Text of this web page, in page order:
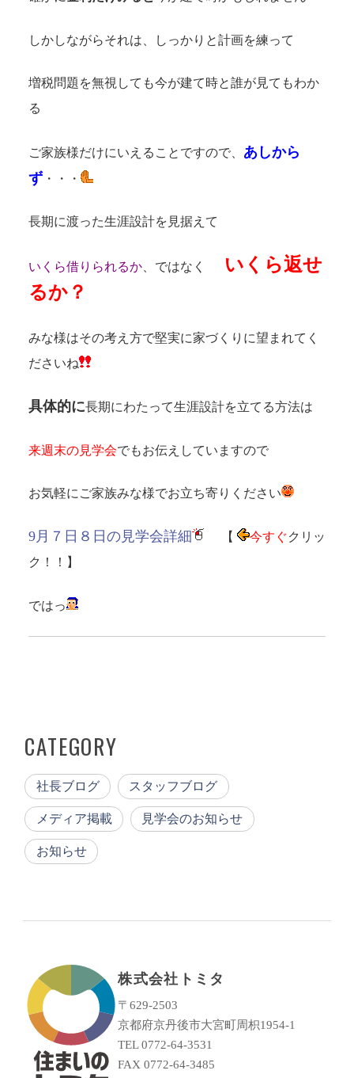
しかしながらそれは、しっかりと計画を練って
増税問題を無視しても今が建て時と誰が見てもわか
る
ご家族様だけにいえることですので、 あしから
ず・・・
長期に渡った生涯設計を見据えて
いくら借りられるか、ではなく
いくら返せ
るか？
みな様はその考え方で堅実に家づくりに望まれてく
ださいね
具体的に長期にわたって生涯設計を立てる方法は
来週末の見学会でもお伝えしていますので
お気軽にご家族みな様でお立ち寄りください
9月７日８日の見学会詳細 【 今すぐクリッ
ク！！】
ではっ
CATEGORY
社長ブログ スタッフブログ
メディア掲載 見学会のお知らせ
お知らせ
株式会社トミタ
〒629-2503
京都府京丹後市大宮町周枳1954-1
TEL 0772-64-3531
FAX 0772-64-3485